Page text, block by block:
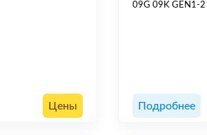
Цены
09G 09K GEN1-2
Подробнее